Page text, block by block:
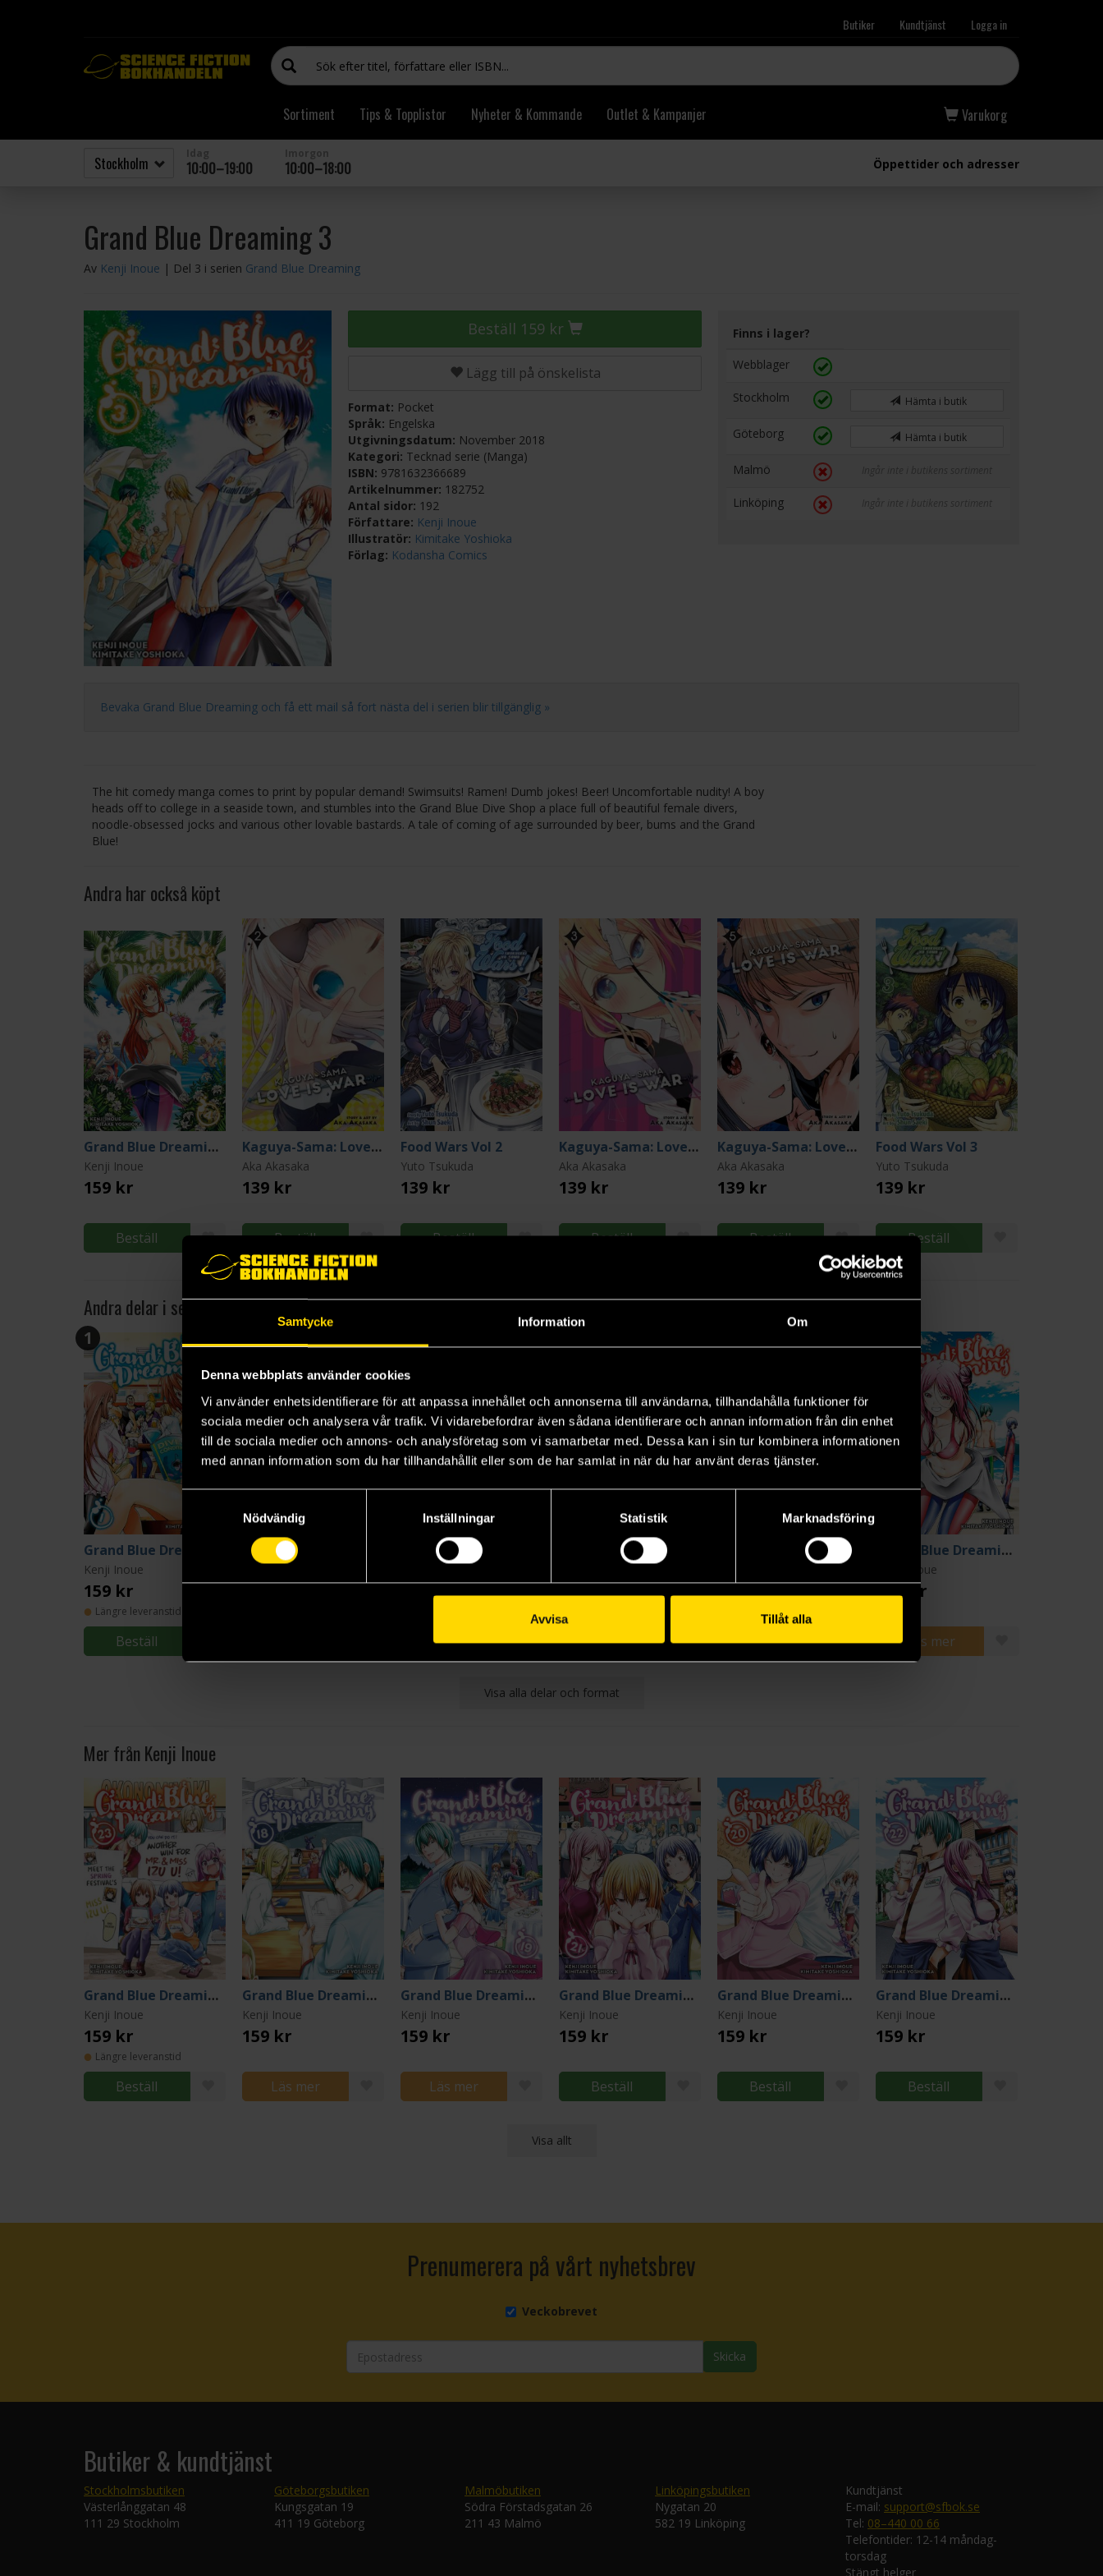
Samtycke Information Om
Denna webbplats använder cookies
Vi använder enhetsidentifierare för att anpassa innehållet och annonserna till användarna, tillhandahålla funktioner för
sociala medier och analysera vår trafik. Vi vidarebefordrar även sådana identifierare och annan information från din enhet
till de sociala medier och annons- och analysföretag som vi samarbetar med. Dessa kan i sin tur kombinera informationen
med annan information som du har tillhandahållit eller som de har samlat in när du har använt deras tjänster.
Nödvändig
Inställningar Statistik Marknadsföring
Avvisa Tillåt alla
Butiker Kundtjänst Logga in
Sortiment Tips & Topplistor Nyheter & Kommande Outlet & Kampanjer Varukorg
10:00–19:00 10:00–18:00 Öppettider och adresser
Grand Blue Dreaming 3
Av Kenji Inoue | Del 3 i serien Grand Blue Dreaming
Beställ 159 kr
Lägg till på önskelista
Format: Pocket
Språk: Engelska
Utgivningsdatum: November 2018
Kategori: Tecknad serie (Manga)
ISBN: 9781632366689
Artikelnummer: 182752
Antal sidor: 192
Författare: Kenji Inoue
Illustratör: Kimitake Yoshioka
Förlag: Kodansha Comics
Finns i lager?
Webblager
Stockholm Hämta i butik
Göteborg Hämta i butik
Malmö Ingår inte i butikens sortiment
Linköping Ingår inte i butikens sortiment
Bevaka Grand Blue Dreaming och få ett mail så fort nästa del i serien blir tillgänglig »
The hit comedy manga comes to print by popular demand! Swimsuits! Ramen! Dumb jokes! Beer! Uncomfortable nudity! A boy
heads off to college in a seaside town, and stumbles into the Grand Blue Dive Shop a place full of beautiful female divers,
noodle-obsessed jocks and various other lovable bastards. A tale of coming of age surrounded by beer, bums and the Grand
Blue!
Andra har också köpt
Grand Blue Dreaming 4
Kenji Inoue
159 kr
Beställ
Kaguya-Sama: Love is War Vol 2
Aka Akasaka
139 kr
Beställ
Food Wars Vol 2
Yuto Tsukuda
139 kr
Beställ
Kaguya-Sama: Love is War Vol 3
Aka Akasaka
139 kr
Beställ
Kaguya-Sama: Love is War Vol 5
Aka Akasaka
139 kr
Beställ
Food Wars Vol 3
Yuto Tsukuda
139 kr
Beställ
Andra delar i serien
1
Kenji Inoue
159 kr
Längre leveranstid
Beställ
Kenji Inoue
159 kr
Kenji Inoue
159 kr
Beställ
159 kr
Läs mer
Grand Blue Dreaming 16
159 kr
Läs mer
Grand Blue Dreaming 17
Kenji Inoue
159 kr
Läs mer
Visa alla delar och format
Mer från Kenji Inoue
Grand Blue Dreaming 23
Kenji Inoue
159 kr
Längre leveranstid
Beställ
Grand Blue Dreaming 18
Kenji Inoue
159 kr
Läs mer
Grand Blue Dreaming 19
Kenji Inoue
159 kr
Läs mer
Grand Blue Dreaming 21
Kenji Inoue
159 kr
Beställ
Grand Blue Dreaming 20
Kenji Inoue
159 kr
Beställ
Grand Blue Dreaming 22
Kenji Inoue
159 kr
Beställ
Visa allt
Prenumerera på vårt nyhetsbrev
Veckobrevet
Skicka
Butiker & kundtjänst
Stockholmsbutiken
Västerlånggatan 48
111 29 Stockholm
Göteborgsbutiken
Kungsgatan 19
411 19 Göteborg
Malmöbutiken
Södra Förstadsgatan 26
211 43 Malmö
Linköpingsbutiken
Nygatan 20
582 19 Linköping
Kundtjänst
E-mail: support@sfbok.se
Tel: 08–440 00 66
Telefontider: 12-14 måndag-
torsdag
Stängt helger